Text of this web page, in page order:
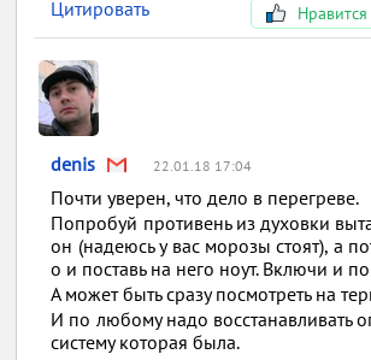
Цитировать
Нравится
denis 22.01.18 17:04
Почти уверен, что дело в перегреве.
Попробуй противень из духовки
он (надеюсь у вас морозы стоят), а
о и поставь на него ноут. Включи и
А может быть сразу посмотреть на
И по любому надо восстанавливать
систему которая была.